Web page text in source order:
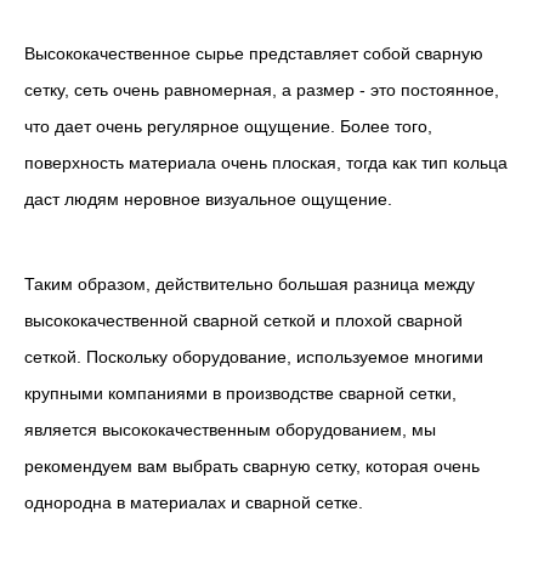
Высококачественное сырье представляет собой сварную
сетку, сеть очень равномерная, а размер - это постоянное,
что дает очень регулярное ощущение. Более того,
поверхность материала очень плоская, тогда как тип кольца
даст людям неровное визуальное ощущение.
Таким образом, действительно большая разница между
высококачественной сварной сеткой и плохой сварной
сеткой. Поскольку оборудование, используемое многими
крупными компаниями в производстве сварной сетки,
является высококачественным оборудованием, мы
рекомендуем вам выбрать сварную сетку, которая очень
однородна в материалах и сварной сетке.